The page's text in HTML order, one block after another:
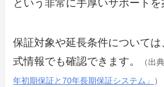
という非常に手厚いサポートを
保証対象や延長条件について
式情報でも確認できます。
（出
年初期保証と70年長期保証システム」
）